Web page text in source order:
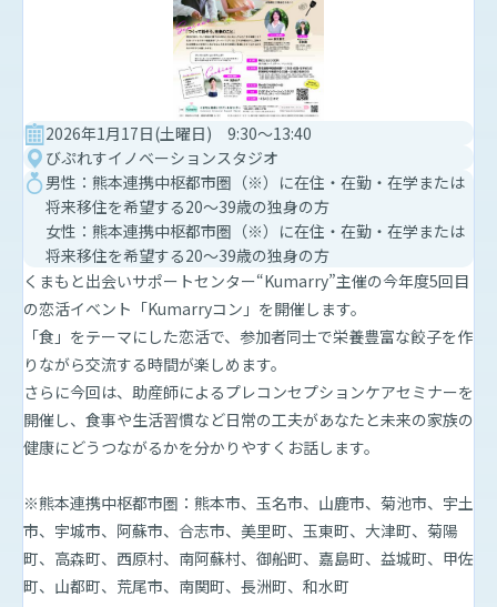
2026年1月17日(土曜日) 9:30～13:40
びぷれすイノベーションスタジオ
男性：熊本連携中枢都市圏（※）に在住・在勤・在学または
将来移住を希望する20～39歳の独身の方
女性：熊本連携中枢都市圏（※）に在住・在勤・在学または
将来移住を希望する20～39歳の独身の方
くまもと出会いサポートセンター“Kumarry”主催の今年度5回目
の恋活イベント「Kumarryコン」を開催します。
「食」をテーマにした恋活で、参加者同士で栄養豊富な餃子を作
りながら交流する時間が楽しめます。
さらに今回は、助産師によるプレコンセプションケアセミナーを
開催し、食事や生活習慣など日常の工夫があなたと未来の家族の
健康にどうつながるかを分かりやすくお話します。
※熊本連携中枢都市圏：熊本市、玉名市、山鹿市、菊池市、宇土
市、宇城市、阿蘇市、合志市、美里町、玉東町、大津町、菊陽
町、高森町、西原村、南阿蘇村、御船町、嘉島町、益城町、甲佐
町、山都町、荒尾市、南関町、長洲町、和水町